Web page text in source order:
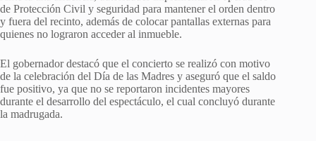
de Protección Civil y seguridad para mantener el orden dentro
y fuera del recinto, además de colocar pantallas externas para
quienes no lograron acceder al inmueble.
El gobernador destacó que el concierto se realizó con motivo
de la celebración del Día de las Madres y aseguró que el saldo
fue positivo, ya que no se reportaron incidentes mayores
durante el desarrollo del espectáculo, el cual concluyó durante
la madrugada.